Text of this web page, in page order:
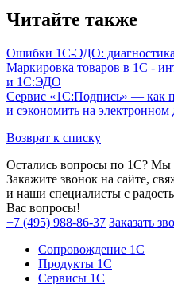
Читайте также
Ошибки 1С-ЭДО:
Маркировка товаров в 1С -
и 1С:ЭДО
Сервис «1С:Подпись» — как
и сэкономить на
Возврат к списку
Остались вопросы по 1С?
Закажите звонок на сайте,
и наши специалисты с
Вас вопросы!
+7 (495) 988-86-37 Заказать
Сопровождение 1С
Продукты 1С
Сервисы 1С